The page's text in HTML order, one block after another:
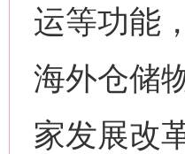
运等功能
海外仓储
家发展改